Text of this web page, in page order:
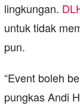
lingkungan.
untuk tidak
pun.
“Event boleh
pungkas Andi